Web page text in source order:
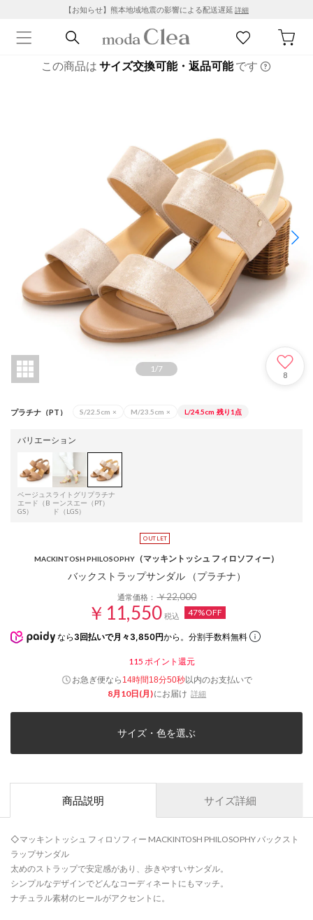
【お知らせ】熊本地域地震の影響による配送遅延 詳細
この商品は サイズ交換可能・返品可能です
1/7
8
プラチナ（PT） S/22.5cm × M/23.5cm × L/24.5cm 残り1点
バリエーション
ベージュス
エード（B
GS）
ライトグリ
ーンスエー
ド（LGS）
プラチナ
（PT）
MACKINTOSH PHILOSOPHY （マッキントッシュ フィロソフィー）
バックストラップサンダル （プラチナ）
通常価格：￥22,000
￥11,550 税込 47%OFF
なら 3回払いで月々3,850円から。分割手数料無料
115 ポイント還元
お急ぎ便なら 14時間18分49秒以内のお支払いで
8月10日(月)にお届け 詳細
サイズ・色を選ぶ
商品説明 サイズ詳細
◇マッキントッシュ フィロソフィー MACKINTOSH PHILOSOPHY バックスト
ラップサンダル
太めのストラップで安定感があり、歩きやすいサンダル。
シンプルなデザインでどんなコーディネートにもマッチ。
ナチュラル素材のヒールがアクセントに。